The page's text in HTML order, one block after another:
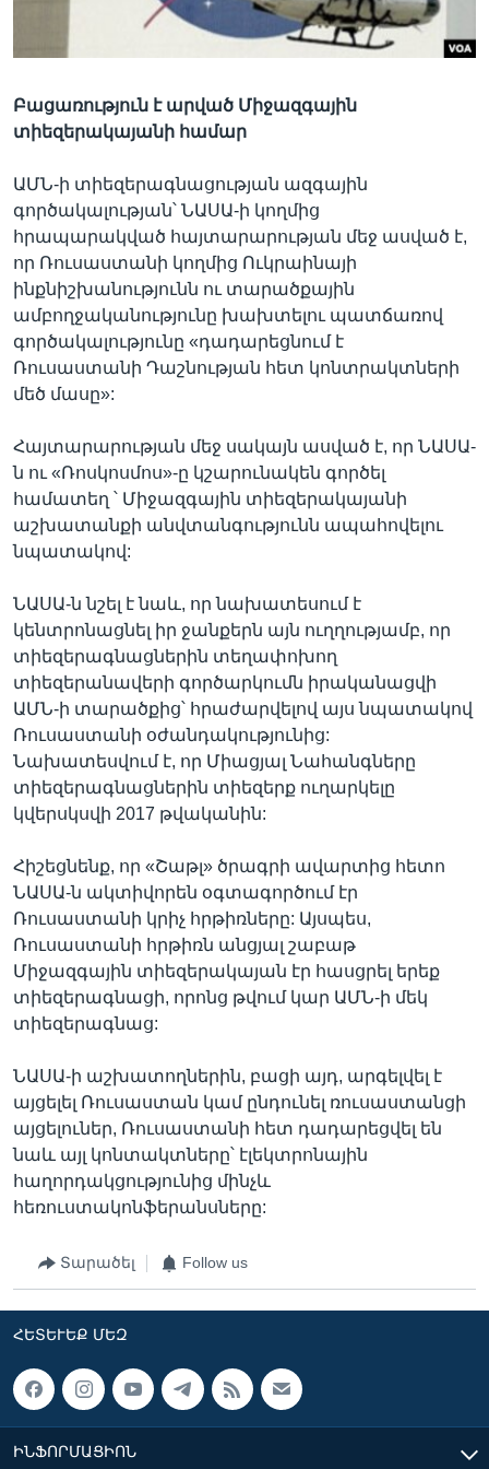
Բացառություն է արված Միջազգային
տիեզերակայանի համար
ԱՄՆ-ի տիեզերագնացության ազգային
գործակալության՝ ՆԱՍԱ-ի կողմից
հրապարակված հայտարարության մեջ ասված է,
որ Ռուսաստանի կողմից Ուկրաինայի
ինքնիշխանությունն ու տարածքային
ամբողջականությունը խախտելու պատճառով
գործակալությունը «դադարեցնում է
Ռուսաստանի Դաշնության հետ կոնտրակտների
մեծ մասը»:
Հայտարարության մեջ սակայն ասված է, որ ՆԱՍԱ-
ն ու «Ռոսկոսմոս»-ը կշարունակեն գործել
համատեղ ՝ Միջազգային տիեզերակայանի
աշխատանքի անվտանգությունն ապահովելու
նպատակով:
ՆԱՍԱ-ն նշել է նաև, որ նախատեսում է
կենտրոնացնել իր ջանքերն այն ուղղությամբ, որ
տիեզերագնացներին տեղափոխող
տիեզերանավերի գործարկումն իրականացվի
ԱՄՆ-ի տարածքից՝ հրաժարվելով այս նպատակով
Ռուսաստանի օժանդակությունից:
Նախատեսվում է, որ Միացյալ Նահանգները
տիեզերագնացներին տիեզերք ուղարկելը
կվերսկսվի 2017 թվականին:
Հիշեցնենք, որ «Շաթլ» ծրագրի ավարտից հետո
ՆԱՍԱ-ն ակտիվորեն օգտագործում էր
Ռուսաստանի կրիչ հրթիռները: Այսպես,
Ռուսաստանի հրթիռն անցյալ շաբաթ
Միջազգային տիեզերակայան էր հասցրել երեք
տիեզերագնացի, որոնց թվում կար ԱՄՆ-ի մեկ
տիեզերագնաց:
ՆԱՍԱ-ի աշխատողներին, բացի այդ, արգելվել է
այցելել Ռուսաստան կամ ընդունել ռուսաստանցի
այցելուներ, Ռուսաստանի հետ դադարեցվել են
նաև այլ կոնտակտները՝ էլեկտրոնային
հաղորդակցությունից մինչև
հեռուստակոնֆերանսները:
Տարածել Follow us
ՀԵՏԵՒԵՔ ՄԵԶ
ԻՆՖՈՐՄԱՑԻՈՆ